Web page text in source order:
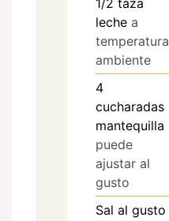
leche a
temperatura
ambiente
4
cucharadas
mantequilla
puede
ajustar al
gusto
Sal al gusto